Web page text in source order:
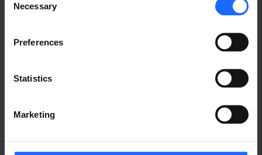
Selection
Necessary
Preferences
Statistics
Marketing
PREGUNTAS
FRECUENTES